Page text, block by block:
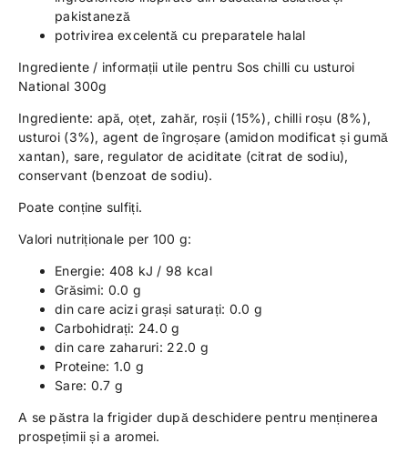
pakistaneză
potrivirea excelentă cu preparatele halal
Ingrediente / informații utile pentru Sos chilli cu usturoi
National 300g
Ingrediente: apă, oțet, zahăr, roșii (15%), chilli roșu (8%),
usturoi (3%), agent de îngroșare (amidon modificat și gumă
xantan), sare, regulator de aciditate (citrat de sodiu),
conservant (benzoat de sodiu).
Poate conține sulfiți.
Valori nutriționale per 100 g:
Energie: 408 kJ / 98 kcal
Grăsimi: 0.0 g
din care acizi grași saturați: 0.0 g
Carbohidrați: 24.0 g
din care zaharuri: 22.0 g
Proteine: 1.0 g
Sare: 0.7 g
A se păstra la frigider după deschidere pentru menținerea
prospețimii și a aromei.